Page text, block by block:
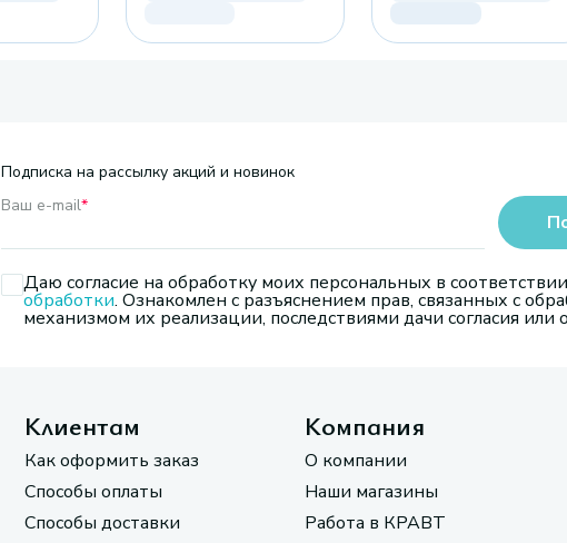
Подписка на рассылку акций и новинок
Ваш e-mail*
Даю согласие на обработку моих персональных в
обработки. Ознакомлен с разъяснением прав, связанных с
механизмом их реализации, последствиями дачи согласия или
Клиентам
Как оформить заказ
Способы оплаты
Способы доставки
Компания
О компании
Наши магазины
Работа в КРАВТ